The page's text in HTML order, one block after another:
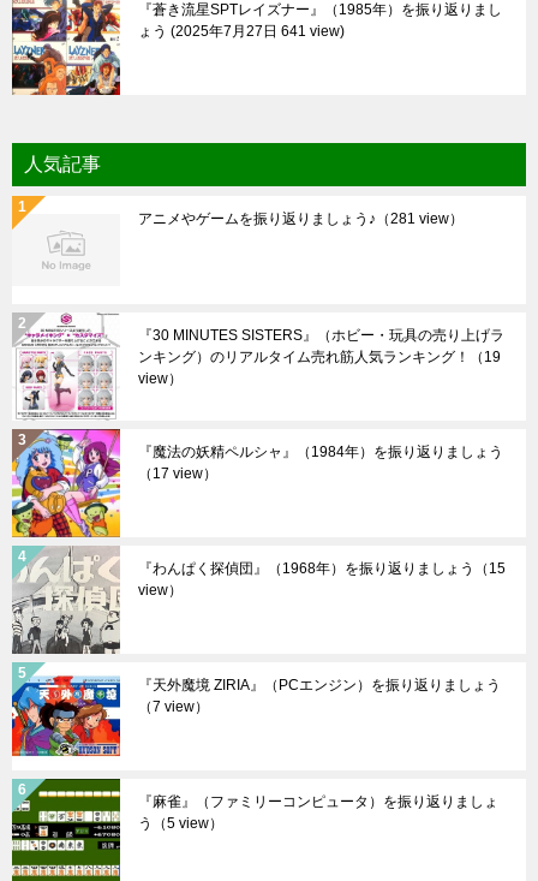
『蒼き流星SPTレイズナー』（1985年）を振り返りまし
ょう
2025年7月27日 641 view
人気記事
アニメやゲームを振り返りましょう♪ （281 view）
『30 MINUTES SISTERS』（ホビー・玩具の売り上げラ
ンキング）のリアルタイム売れ筋人気ランキング！
（19
view）
『魔法の妖精ペルシャ』（1984年）を振り返りましょう
（17 view）
『わんぱく探偵団』（1968年）を振り返りましょう
（15
view）
『天外魔境 ZIRIA』（PCエンジン）を振り返りましょう
（7 view）
『麻雀』（ファミリーコンピュータ）を振り返りましょ
う
（5 view）